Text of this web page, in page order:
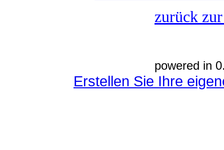
zurück
powered in
Erstellen Sie Ihre